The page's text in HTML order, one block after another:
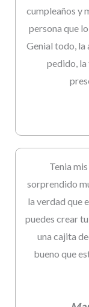
cumpleaños y
persona que
Genial todo, la
pedido, la
Tenia
sorprendido
la verdad que
puedes crear
una cajita
bueno que